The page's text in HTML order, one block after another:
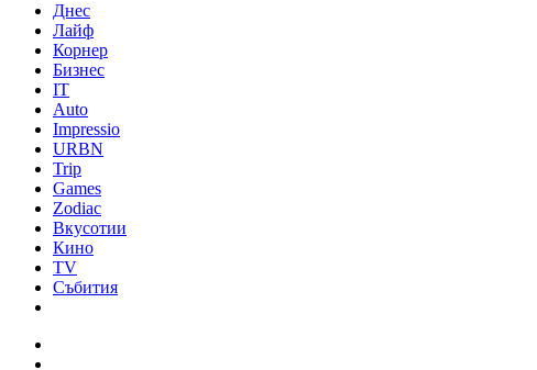
Днес
Лайф
Корнер
Бизнес
IT
Auto
Impressio
URBN
Trip
Games
Zodiac
Вкусотии
Кино
TV
Събития